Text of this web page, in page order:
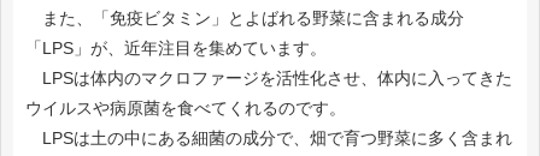
また、「免疫ビタミン」とよばれる野菜に含まれる成分
「LPS」が、近年注目を集めています。
LPSは体内のマクロファージを活性化させ、体内に入ってきた
ウイルスや病原菌を食べてくれるのです。
LPSは土の中にある細菌の成分で、畑で育つ野菜に多く含まれ